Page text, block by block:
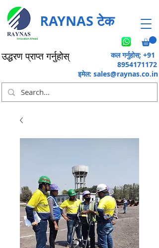
उद्धरण प्राप्त गर्नुहोस्
RAYNAS टेक
कल गर्नुहोस्: +91
8954171172
इमेल: sales@raynas.co.in